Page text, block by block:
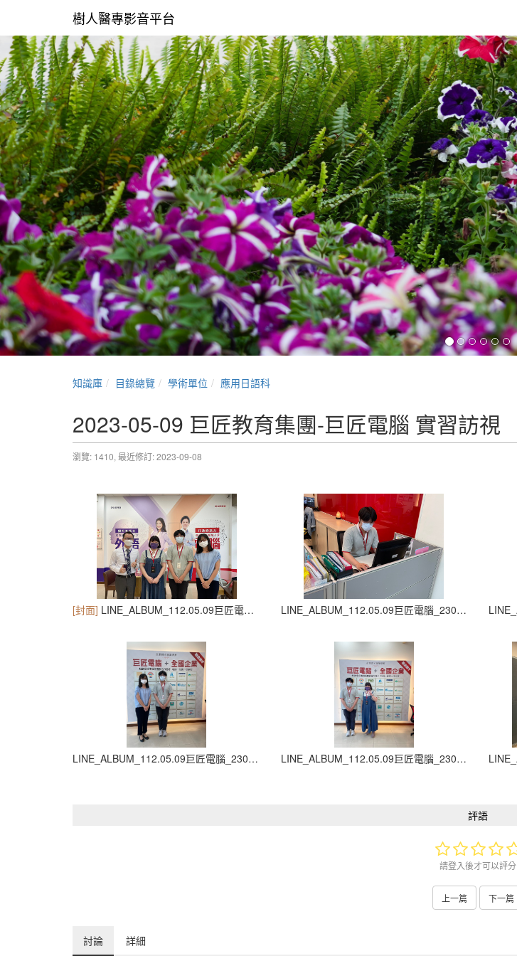
樹人醫專影音平台
知識庫 目錄總覽 學術單位 應用日語科
2023-05-09 巨匠教育集團-巨匠電腦 實習訪視
瀏覽: 1410, 最近修訂: 2023-09-08
[封面] LINE_ALBUM_112.05.09巨匠電腦_230907_1 LINE_ALBUM_112.05.09巨匠電腦_230907_2
LINE_ALBUM_112.05.09巨匠電腦_230907_5 LINE_ALBUM_112.05.09巨匠電腦_230907_6
評語
請登入後才可以評分
上一篇 下一篇
討論 詳細